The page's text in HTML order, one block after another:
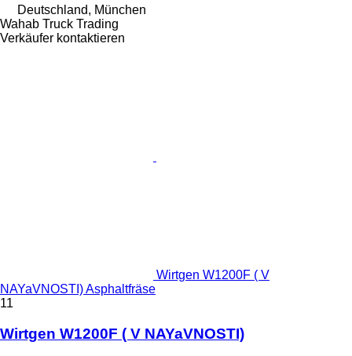
Deutschland, München
Wahab Truck Trading
Verkäufer kontaktieren
Wirtgen W1200F ( V
NAYaVNOSTI) Asphaltfräse
11
Wirtgen W1200F ( V NAYaVNOSTI)